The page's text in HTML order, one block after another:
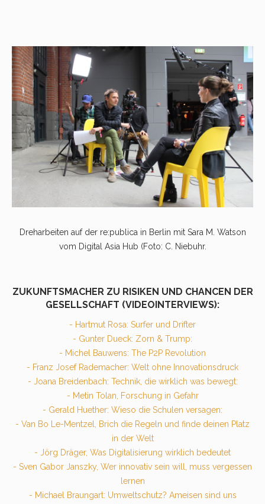
Dreharbeiten auf der re:publica in Berlin mit Sara M. Watson
vom Digital Asia Hub (Foto: C. Niebuhr.
ZUKUNFTSMACHER ZU RISIKEN UND CHANCEN DER
GESELLSCHAFT (VIDEOINTERVIEWS):
- Hartmut Rosa: Surfer und Drifter
- Gunter Dueck: Zorn & Trump:
- Michel Bauwens: The P2P Revolution
- Franz Josef Rademacher: Welt ohne Innovationsdruck
- Joana Breidenbach: Technik, die wirklich was bewegt:
- Metin Tolan, Forschung in Gefahr
- Gerald Huether: Wieso die Schulen versagen:
- Van Bo Le-Mentzel, Brich die Regeln und finde deinen Platz
in der Welt
- Jörg Dräger, Was Digitalisierung wirklich bedeutet
- Sven Gabor Janszky, Wer innovativ sein will, muss vergessen
lernen
- Michael Braungart: Umweltschutz? Ameisen sind uns